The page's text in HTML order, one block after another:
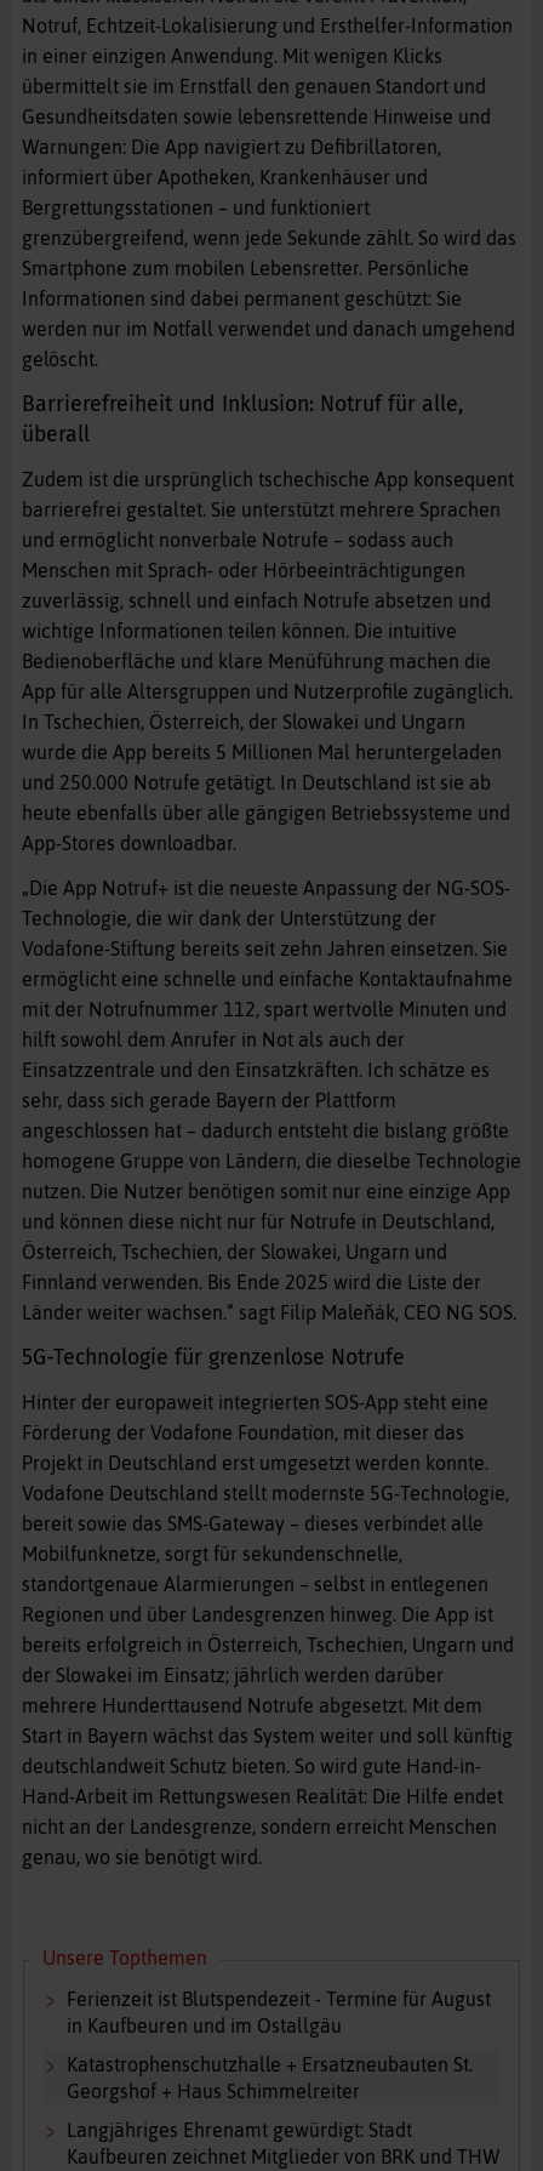
Notruf, Echtzeit-Lokalisierung und Ersthelfer-Information
in einer einzigen Anwendung. Mit wenigen Klicks
übermittelt sie im Ernstfall den genauen Standort und
Gesundheitsdaten sowie lebensrettende Hinweise und
Warnungen: Die App navigiert zu Defibrillatoren,
informiert über Apotheken, Krankenhäuser und
Bergrettungsstationen – und funktioniert
grenzübergreifend, wenn jede Sekunde zählt. So wird das
Smartphone zum mobilen Lebensretter. Persönliche
Informationen sind dabei permanent geschützt: Sie
werden nur im Notfall verwendet und danach umgehend
gelöscht.
Barrierefreiheit und Inklusion: Notruf für alle,
überall
Zudem ist die ursprünglich tschechische App konsequent
barrierefrei gestaltet. Sie unterstützt mehrere Sprachen
und ermöglicht nonverbale Notrufe – sodass auch
Menschen mit Sprach- oder Hörbeeinträchtigungen
zuverlässig, schnell und einfach Notrufe absetzen und
wichtige Informationen teilen können. Die intuitive
Bedienoberfläche und klare Menüführung machen die
App für alle Altersgruppen und Nutzerprofile zugänglich.
In Tschechien, Österreich, der Slowakei und Ungarn
wurde die App bereits 5 Millionen Mal heruntergeladen
und 250.000 Notrufe getätigt. In Deutschland ist sie ab
heute ebenfalls über alle gängigen Betriebssysteme und
App-Stores downloadbar.
„Die App Notruf+ ist die neueste Anpassung der NG-SOS-
Technologie, die wir dank der Unterstützung der
Vodafone-Stiftung bereits seit zehn Jahren einsetzen. Sie
ermöglicht eine schnelle und einfache Kontaktaufnahme
mit der Notrufnummer 112, spart wertvolle Minuten und
hilft sowohl dem Anrufer in Not als auch der
Einsatzzentrale und den Einsatzkräften. Ich schätze es
sehr, dass sich gerade Bayern der Plattform
angeschlossen hat – dadurch entsteht die bislang größte
homogene Gruppe von Ländern, die dieselbe Technologie
nutzen. Die Nutzer benötigen somit nur eine einzige App
und können diese nicht nur für Notrufe in Deutschland,
Österreich, Tschechien, der Slowakei, Ungarn und
Finnland verwenden. Bis Ende 2025 wird die Liste der
Länder weiter wachsen.“ sagt Filip Maleňák, CEO NG SOS.
5G-Technologie für grenzenlose Notrufe
Hinter der europaweit integrierten SOS-App steht eine
Förderung der Vodafone Foundation, mit dieser das
Projekt in Deutschland erst umgesetzt werden konnte.
Vodafone Deutschland stellt modernste 5G-Technologie,
bereit sowie das SMS-Gateway – dieses verbindet alle
Mobilfunknetze, sorgt für sekundenschnelle,
standortgenaue Alarmierungen – selbst in entlegenen
Regionen und über Landesgrenzen hinweg. Die App ist
bereits erfolgreich in Österreich, Tschechien, Ungarn und
der Slowakei im Einsatz; jährlich werden darüber
mehrere Hunderttausend Notrufe abgesetzt. Mit dem
Start in Bayern wächst das System weiter und soll künftig
deutschlandweit Schutz bieten. So wird gute Hand-in-
Hand-Arbeit im Rettungswesen Realität: Die Hilfe endet
nicht an der Landesgrenze, sondern erreicht Menschen
genau, wo sie benötigt wird.
Unsere Topthemen
Ferienzeit ist Blutspendezeit - Termine für August
in Kaufbeuren und im Ostallgäu
Katastrophenschutzhalle + Ersatzneubauten St.
Georgshof + Haus Schimmelreiter
Langjähriges Ehrenamt gewürdigt: Stadt
Kaufbeuren zeichnet Mitglieder von BRK und THW